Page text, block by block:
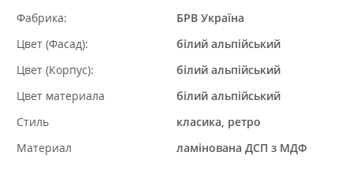
Фабрика:
БРВ Україна
Цвет (Фасад):
білий альпійський
Цвет (Корпус):
білий альпійський
Цвет материала
білий альпійський
Стиль
класика, ретро
Материал
ламінована ДСП з МДФ